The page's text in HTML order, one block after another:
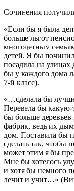
Сочинения
«Если бы я была
больше льгот
многодетным
детей. Я бы
посадила на улицах
бы у каждого дома
7-й класс).
«…сделала бы
Перевела бы
бы больше деревьев
фабрик, ведь их дым
дом. Поставила бы
сделать так, чтобы
может этим я бы
Мне бы хотелось
и хотя бы немного
лечит и учит…»